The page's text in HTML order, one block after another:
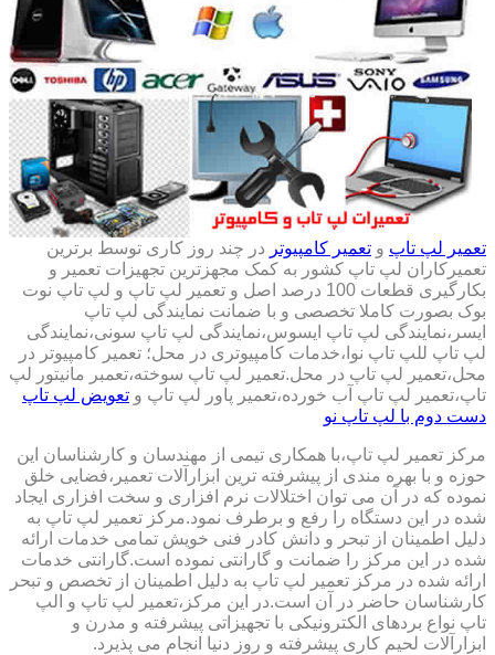
تعمیر لپ تاپ و تعمیر کامپیوتر در چند روز کاری توسط برترین
تعمیرکاران لپ تاپ کشور به کمک مجهزترین تجهیزات تعمیر و
بکارگیری قطعات 100 درصد اصل و تعمیر لپ تاپ و لپ تاپ نوت
بوک بصورت کاملا تخصصی و با ضمانت نمایندگی لپ تاپ
ایسر،نمایندگی لپ تاپ ایسوس،نمایندگی لپ تاپ سونی،نمایندگی
لپ تاپ للپ تاپ نوا،خدمات کامپیوتری در محل؛ تعمیر کامپیوتر در
محل،تعمیر لپ تاپ در محل.تعمیر لپ تاپ سوخته،تعمبر مانیتور لپ
تاپ،تعمیر لپ تاپ آب خورده،تعمیر پاور لپ تاپ و تعویض لپ تاپ
دست دوم با لپ تاپ نو
مرکز تعمیر لپ تاپ،با همکاری تیمی از مهندسان و کارشناسان این
حوزه و با بهره مندی از پیشرفته ترین ابزارآلات تعمیر،فضایی خلق
نموده که در آن می توان اختلالات نرم افزاری و سخت افزاری ایجاد
شده در این دستگاه را رفع و برطرف نمود.مرکز تعمیر لپ تاپ به
دلیل اطمینان از تبحر و دانش کادر فنی خویش تمامی خدمات ارائه
شده در این مرکز را ضمانت و گارانتی نموده است.گارانتی خدمات
ارائه شده در مرکز تعمیر لپ تاپ به دلیل اطمینان از تخصص و تبحر
کارشناسان حاضر در آن است.در این مرکز،تعمیر لپ تاپ و الپ
تاپ نواع بردهای الکترونیکی با تجهیزاتی پیشرفته و مدرن و
ابزارآلات لحیم کاری پیشرفته و روز دنیا انجام می پذیرد.